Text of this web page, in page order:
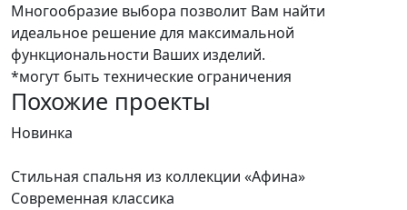
Многообразие выбора позволит Вам найти
идеальное решение для максимальной
функциональности Ваших изделий.
*могут быть технические ограничения
Похожие проекты
Новинка
Стильная спальня из коллекции «Афина»
Современная классика